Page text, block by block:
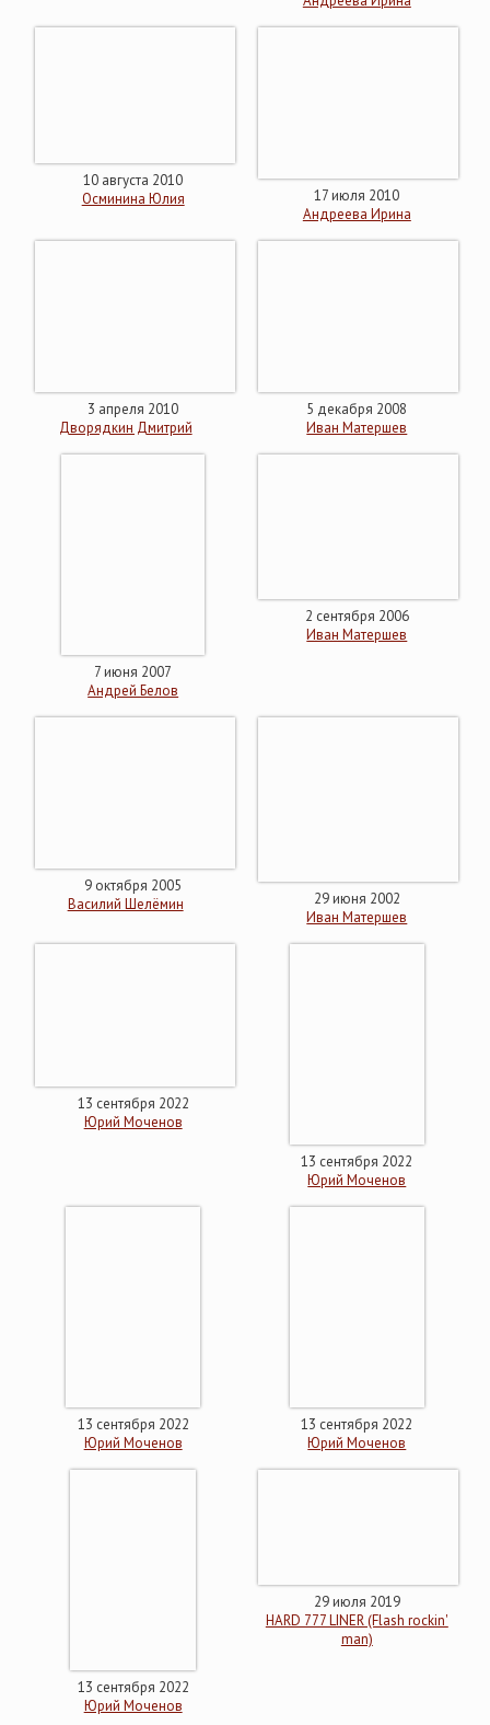
10 августа 2010
Осминина Юлия
17 июля 2010
Андреева Ирина
3 апреля 2010
Дворядкин Дмитрий
5 декабря 2008
Иван Матершев
7 июня 2007
Андрей Белов
2 сентября 2006
Иван Матершев
9 октября 2005
Василий Шелёмин
29 июня 2002
Иван Матершев
13 сентября 2022
Юрий Моченов
13 сентября 2022
Юрий Моченов
13 сентября 2022
Юрий Моченов
13 сентября 2022
Юрий Моченов
13 сентября 2022
Юрий Моченов
29 июля 2019
HARD 777 LINER (Flash rockin'
man)